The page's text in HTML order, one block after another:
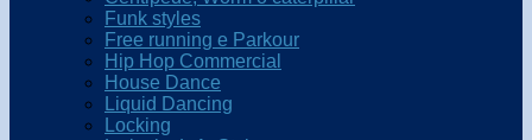
Funk styles
Free running e Parkour
Hip Hop Commercial
House Dance
Liquid Dancing
Locking